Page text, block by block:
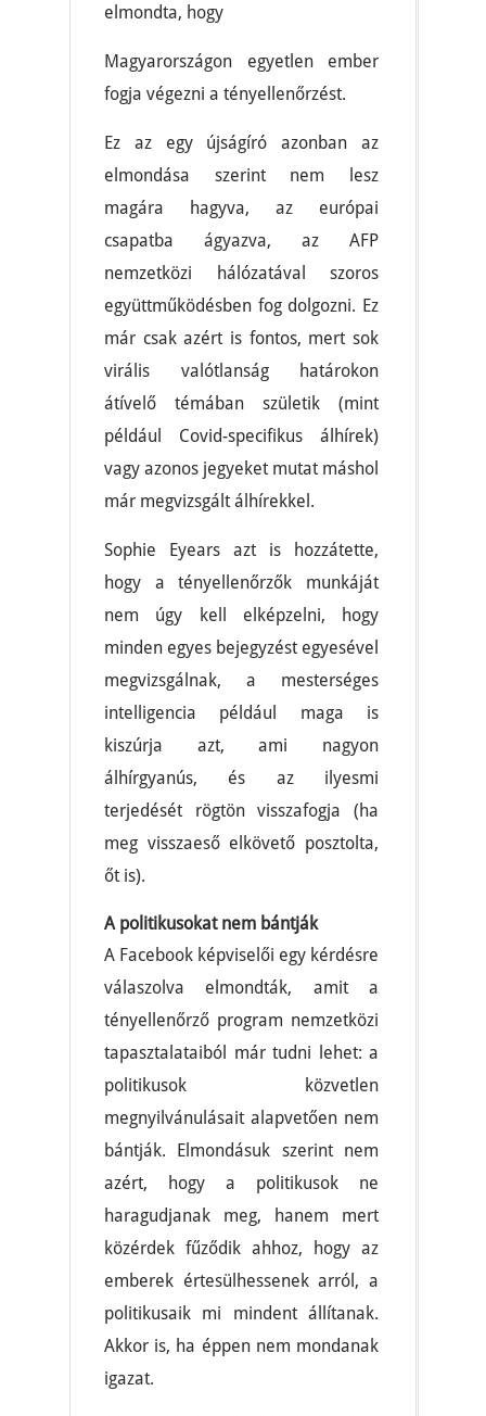
elmondta, hogy
Magyarországon egyetlen ember
fogja végezni a tényellenőrzést.
Ez az egy újságíró azonban az
elmondása szerint nem lesz
magára hagyva, az európai
csapatba ágyazva, az AFP
nemzetközi hálózatával szoros
együttműködésben fog dolgozni. Ez
már csak azért is fontos, mert sok
virális valótlanság határokon
átívelő témában születik (mint
például Covid-specifikus álhírek)
vagy azonos jegyeket mutat máshol
már megvizsgált álhírekkel.
Sophie Eyears azt is hozzátette,
hogy a tényellenőrzők munkáját
nem úgy kell elképzelni, hogy
minden egyes bejegyzést egyesével
megvizsgálnak, a mesterséges
intelligencia például maga is
kiszúrja azt, ami nagyon
álhírgyanús, és az ilyesmi
terjedését rögtön visszafogja (ha
meg visszaeső elkövető posztolta,
őt is).
A politikusokat nem bántják
A Facebook képviselői egy kérdésre
válaszolva elmondták, amit a
tényellenőrző program nemzetközi
tapasztalataiból már tudni lehet: a
politikusok közvetlen
megnyilvánulásait alapvetően nem
bántják. Elmondásuk szerint nem
azért, hogy a politikusok ne
haragudjanak meg, hanem mert
közérdek fűződik ahhoz, hogy az
emberek értesülhessenek arról, a
politikusaik mi mindent állítanak.
Akkor is, ha éppen nem mondanak
igazat.